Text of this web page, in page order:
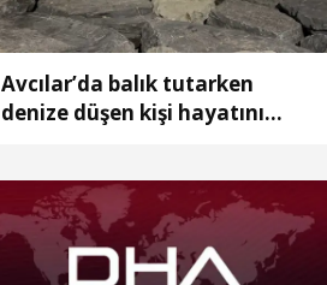
Avcılar’da balık tutarken
denize düşen kişi hayatını